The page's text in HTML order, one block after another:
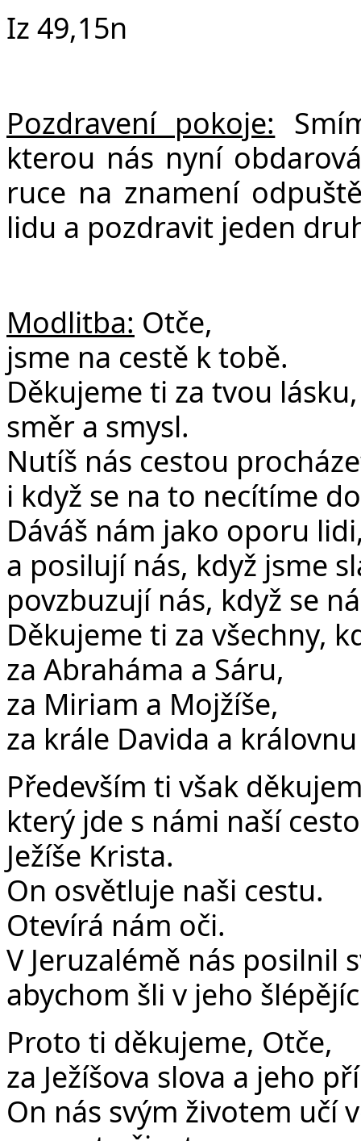
Iz 49,15n
Pozdravení pokoje:
kterou nás nyní
ruce na znamení
lidu a pozdravit jeden
Modlitba: Otče,
jsme na cestě k tobě.
Děkujeme ti za tvou
směr a smysl.
Nutíš nás cestou
i když se na to necítíme
Dáváš nám jako oporu
a posilují nás, když jsme
povzbuzují nás, když se
Děkujeme ti za všechny,
za Abraháma a Sáru,
za Miriam a Mojžíše,
za krále Davida a královnu
Především ti však
který jde s námi naší
Ježíše Krista.
On osvětluje naši cestu.
Otevírá nám oči.
V Jeruzalémě nás posilnil
abychom šli v jeho
Proto ti děkujeme, Otče,
za Ježíšova slova a jeho
On nás svým životem učí